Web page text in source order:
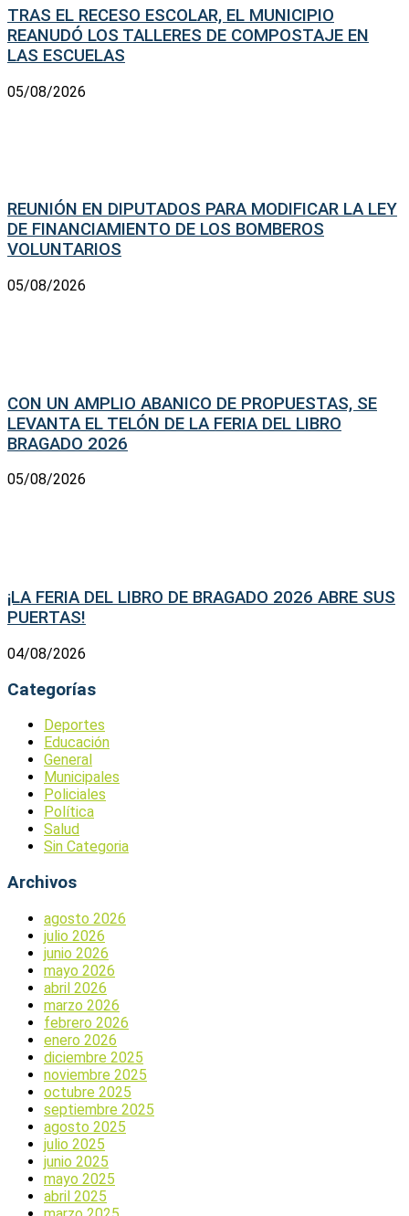
TRAS EL RECESO ESCOLAR, EL MUNICIPIO
REANUDÓ LOS TALLERES DE COMPOSTAJE EN
LAS ESCUELAS
05/08/2026
REUNIÓN EN DIPUTADOS PARA MODIFICAR LA LEY
DE FINANCIAMIENTO DE LOS BOMBEROS
VOLUNTARIOS
05/08/2026
CON UN AMPLIO ABANICO DE PROPUESTAS, SE
LEVANTA EL TELÓN DE LA FERIA DEL LIBRO
BRAGADO 2026
05/08/2026
¡LA FERIA DEL LIBRO DE BRAGADO 2026 ABRE SUS
PUERTAS!
04/08/2026
Categorías
Deportes
Educación
General
Municipales
Policiales
Política
Salud
Sin Categoria
Archivos
agosto 2026
julio 2026
junio 2026
mayo 2026
abril 2026
marzo 2026
febrero 2026
enero 2026
diciembre 2025
noviembre 2025
octubre 2025
septiembre 2025
agosto 2025
julio 2025
junio 2025
mayo 2025
abril 2025